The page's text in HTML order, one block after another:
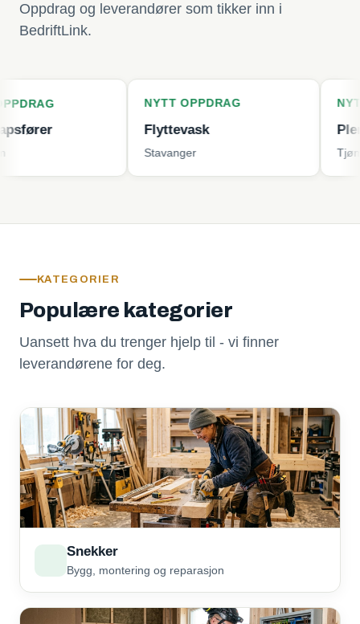
Oppdrag og leverandører som tikker inn i
BedriftLink.
NYTT OPPDRAG
Flyttevask
Stavanger
NYTT
KATEGORIER
Populære kategorier
Uansett hva du trenger hjelp til - vi finner
leverandørene for deg.
Snekker
Bygg, montering og reparasjon